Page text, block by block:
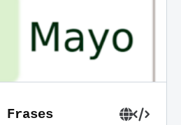
Frases